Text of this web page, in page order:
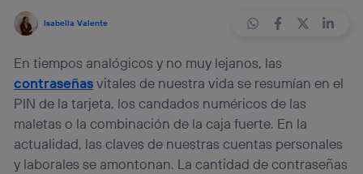
Isabella Valente
En tiempos analógicos y no muy lejanos, las
contraseñasvitales de nuestra vida se resumían en el
PIN de la tarjeta, los candados numéricos de las
maletas o la combinación de la caja fuerte. En la
actualidad, las claves de nuestras cuentas personales
y laborales se amontonan. La cantidad de contraseñas